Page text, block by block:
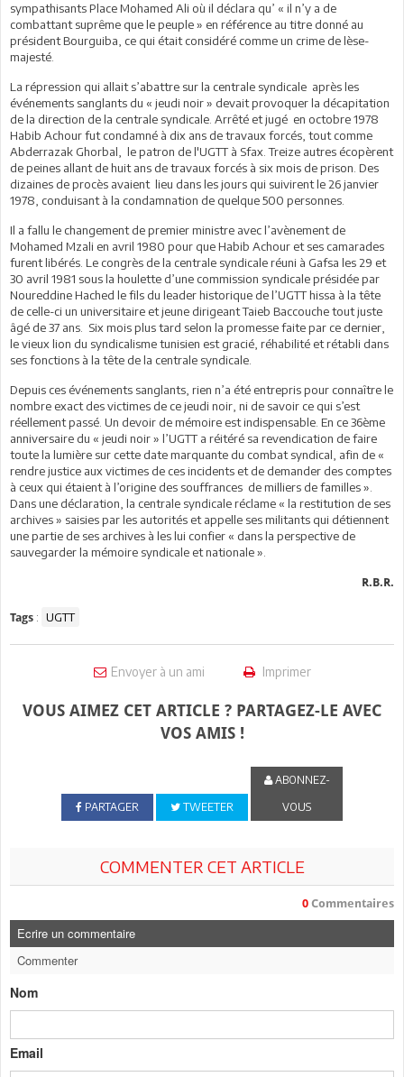
sympathisants Place Mohamed Ali où il déclara qu’ « il n’y a de
combattant suprême que le peuple » en référence au titre donné au
président Bourguiba, ce qui était considéré comme un crime de lèse-
majesté.
La répression qui allait s’abattre sur la centrale syndicale après les
événements sanglants du « jeudi noir » devait provoquer la décapitation
de la direction de la centrale syndicale. Arrêté et jugé en octobre 1978
Habib Achour fut condamné à dix ans de travaux forcés, tout comme
Abderrazak Ghorbal, le patron de l'UGTT à Sfax. Treize autres écopèrent
de peines allant de huit ans de travaux forcés à six mois de prison. Des
dizaines de procès avaient lieu dans les jours qui suivirent le 26 janvier
1978, conduisant à la condamnation de quelque 500 personnes.
Il a fallu le changement de premier ministre avec l’avènement de
Mohamed Mzali en avril 1980 pour que Habib Achour et ses camarades
furent libérés. Le congrès de la centrale syndicale réuni à Gafsa les 29 et
30 avril 1981 sous la houlette d’une commission syndicale présidée par
Noureddine Hached le fils du leader historique de l’UGTT hissa à la tête
de celle-ci un universitaire et jeune dirigeant Taieb Baccouche tout juste
âgé de 37 ans. Six mois plus tard selon la promesse faite par ce dernier,
le vieux lion du syndicalisme tunisien est gracié, réhabilité et rétabli dans
ses fonctions à la tête de la centrale syndicale.
Depuis ces événements sanglants, rien n’a été entrepris pour connaître le
nombre exact des victimes de ce jeudi noir, ni de savoir ce qui s’est
réellement passé. Un devoir de mémoire est indispensable. En ce 36ème
anniversaire du « jeudi noir » l’UGTT a réitéré sa revendication de faire
toute la lumière sur cette date marquante du combat syndical, afin de «
rendre justice aux victimes de ces incidents et de demander des comptes
à ceux qui étaient à l’origine des souffrances de milliers de familles ».
Dans une déclaration, la centrale syndicale réclame « la restitution de ses
archives » saisies par les autorités et appelle ses militants qui détiennent
une partie de ses archives à les lui confier « dans la perspective de
sauvegarder la mémoire syndicale et nationale ».
R.B.R.
Tags : UGTT
Envoyer à un ami Imprimer
VOUS AIMEZ CET ARTICLE ? PARTAGEZ-LE AVEC
VOS AMIS !
PARTAGER TWEETER
ABONNEZ-
VOUS
COMMENTER CET ARTICLE
0 Commentaires
Ecrire un commentaire
Commenter
Nom
Email